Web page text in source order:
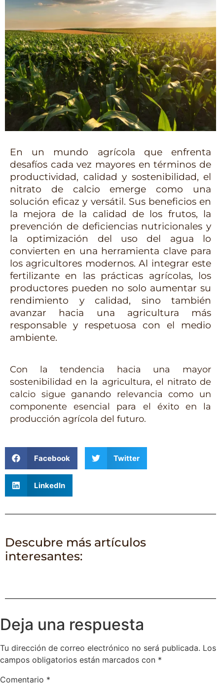
En un mundo agrícola que enfrenta
desafíos cada vez mayores en términos de
productividad, calidad y sostenibilidad, el
nitrato de calcio emerge como una
solución eficaz y versátil. Sus beneficios en
la mejora de la calidad de los frutos, la
prevención de deficiencias nutricionales y
la optimización del uso del agua lo
convierten en una herramienta clave para
los agricultores modernos. Al integrar este
fertilizante en las prácticas agrícolas, los
productores pueden no solo aumentar su
rendimiento y calidad, sino también
avanzar hacia una agricultura más
responsable y respetuosa con el medio
ambiente.
Con la tendencia hacia una mayor
sostenibilidad en la agricultura, el nitrato de
calcio sigue ganando relevancia como un
componente esencial para el éxito en la
producción agrícola del futuro.
Facebook Twitter
LinkedIn
Descubre más artículos
interesantes:
Deja una respuesta
Tu dirección de correo electrónico no será publicada. Los
campos obligatorios están marcados con *
Comentario *